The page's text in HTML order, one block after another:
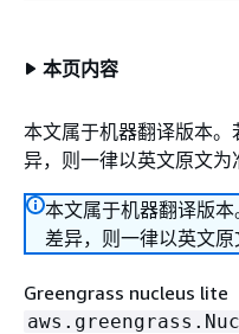
本页内容
本文属于机器翻译版本
异，则一律以英文原文为
本文属于机器翻译版
差异，则一律以英文原
Greengrass nucleus lite